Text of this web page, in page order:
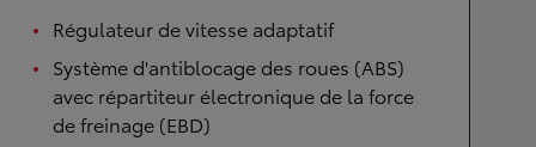
Régulateur de vitesse adaptatif
Système d'antiblocage des roues (ABS)
avec répartiteur électronique de la force
de freinage (EBD)